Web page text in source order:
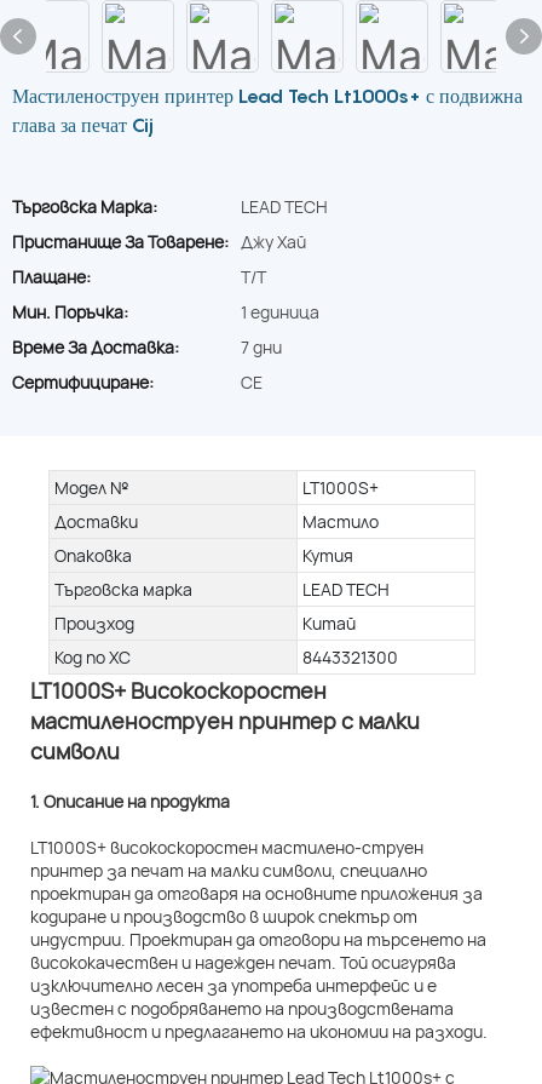
Мастиленоструен принтер Lead Tech Lt1000s+ с подвижна
глава за печат Cij
Търговска Марка:
LEAD TECH
Пристанище За Товарене: Джу Хай
Плащане:
T/T
Мин. Поръчка:
1 единица
Време За Доставка:
7 дни
Сертифициране:
CE
Модел №
LT1000S+
Доставки
Мастило
Опаковка
Кутия
Търговска марка
LEAD TECH
Произход
Китай
Код по ХС
8443321300
LT1000S+ Високоскоростен
мастиленоструен принтер с малки
символи
1. Описание на продукта
LT1000S+ високоскоростен мастилено-струен
принтер за печат на малки символи, специално
проектиран да отговаря на основните приложения за
кодиране и производство в широк спектър от
индустрии. Проектиран да отговори на търсенето на
висококачествен и надежден печат. Той осигурява
изключително лесен за употреба интерфейс и е
известен с подобряването на производствената
ефективност и предлагането на икономии на разходи.